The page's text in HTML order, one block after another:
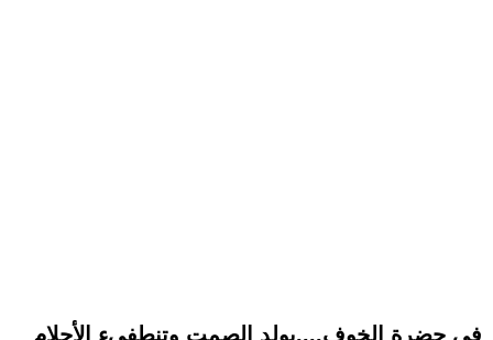
في حضرة الخوف....يولد الصمت وتنطفىء الأحلام